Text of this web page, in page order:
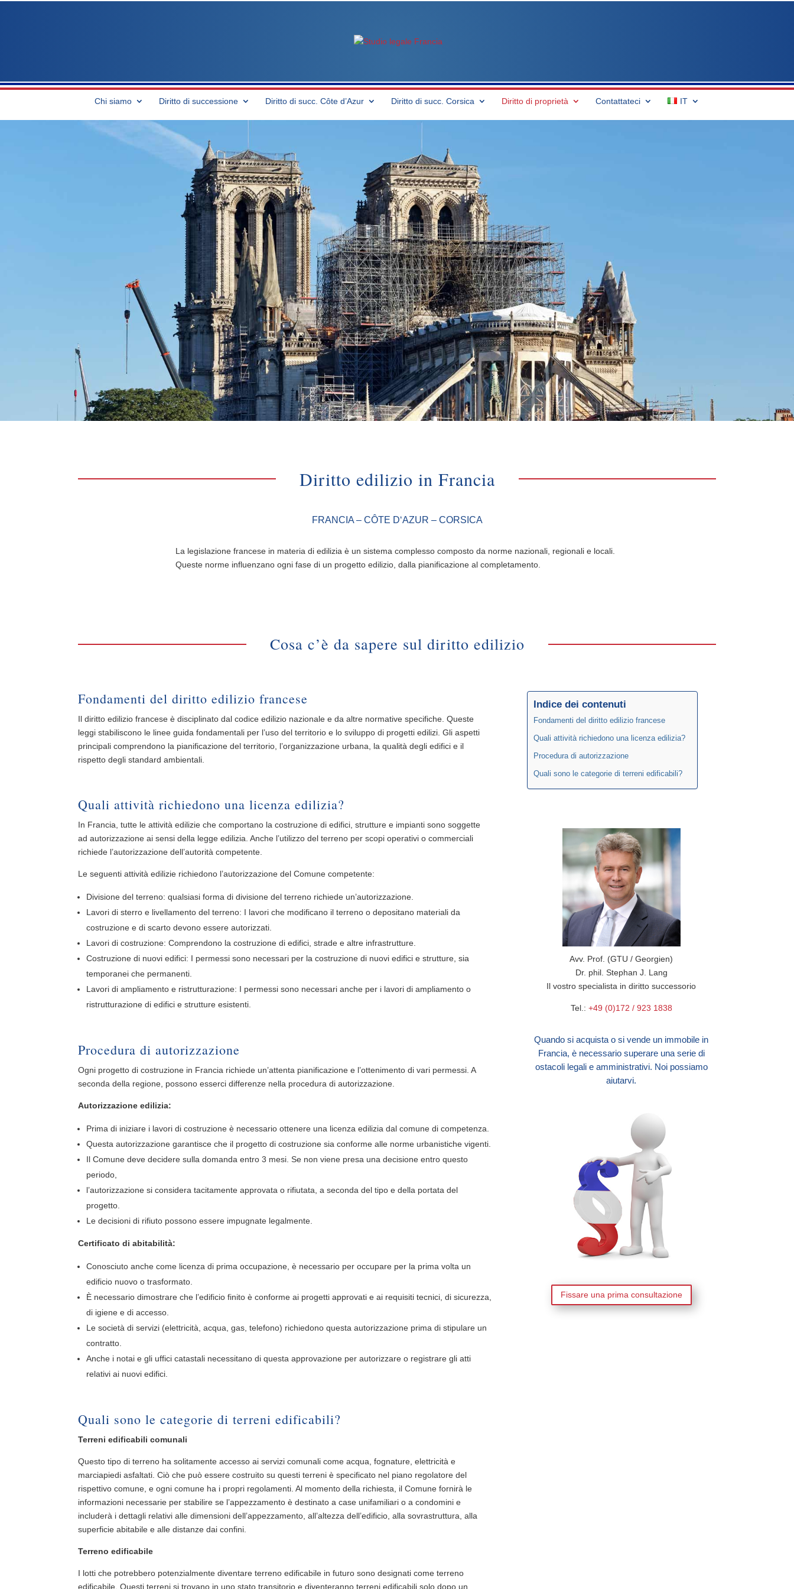
Chi siamo Diritto di successione Diritto di succ. Côte d’Azur Diritto di succ. Corsica Diritto di proprietà Contattateci IT
Diritto edilizio in Francia
FRANCIA – CÔTE D‘AZUR – CORSICA
La legislazione francese in materia di edilizia è un sistema complesso composto da norme nazionali, regionali e locali.
Queste norme influenzano ogni fase di un progetto edilizio, dalla pianificazione al completamento.
Cosa c’è da sapere sul diritto edilizio
Fondamenti del diritto edilizio francese
Il diritto edilizio francese è disciplinato dal codice edilizio nazionale e da altre normative specifiche. Queste
leggi stabiliscono le linee guida fondamentali per l’uso del territorio e lo sviluppo di progetti edilizi. Gli aspetti
principali comprendono la pianificazione del territorio, l’organizzazione urbana, la qualità degli edifici e il
rispetto degli standard ambientali.
Quali attività richiedono una licenza edilizia?
In Francia, tutte le attività edilizie che comportano la costruzione di edifici, strutture e impianti sono soggette
ad autorizzazione ai sensi della legge edilizia. Anche l’utilizzo del terreno per scopi operativi o commerciali
richiede l’autorizzazione dell’autorità competente.
Le seguenti attività edilizie richiedono l’autorizzazione del Comune competente:
Divisione del terreno: qualsiasi forma di divisione del terreno richiede un’autorizzazione.
Lavori di sterro e livellamento del terreno: I lavori che modificano il terreno o depositano materiali da
costruzione e di scarto devono essere autorizzati.
Lavori di costruzione: Comprendono la costruzione di edifici, strade e altre infrastrutture.
Costruzione di nuovi edifici: I permessi sono necessari per la costruzione di nuovi edifici e strutture, sia
temporanei che permanenti.
Lavori di ampliamento e ristrutturazione: I permessi sono necessari anche per i lavori di ampliamento o
ristrutturazione di edifici e strutture esistenti.
Procedura di autorizzazione
Ogni progetto di costruzione in Francia richiede un’attenta pianificazione e l’ottenimento di vari permessi. A
seconda della regione, possono esserci differenze nella procedura di autorizzazione.
Autorizzazione edilizia:
Prima di iniziare i lavori di costruzione è necessario ottenere una licenza edilizia dal comune di competenza.
Questa autorizzazione garantisce che il progetto di costruzione sia conforme alle norme urbanistiche vigenti.
Il Comune deve decidere sulla domanda entro 3 mesi. Se non viene presa una decisione entro questo
periodo,
l’autorizzazione si considera tacitamente approvata o rifiutata, a seconda del tipo e della portata del
progetto.
Le decisioni di rifiuto possono essere impugnate legalmente.
Certificato di abitabilità:
Conosciuto anche come licenza di prima occupazione, è necessario per occupare per la prima volta un
edificio nuovo o trasformato.
È necessario dimostrare che l’edificio finito è conforme ai progetti approvati e ai requisiti tecnici, di sicurezza,
di igiene e di accesso.
Le società di servizi (elettricità, acqua, gas, telefono) richiedono questa autorizzazione prima di stipulare un
contratto.
Anche i notai e gli uffici catastali necessitano di questa approvazione per autorizzare o registrare gli atti
relativi ai nuovi edifici.
Quali sono le categorie di terreni edificabili?
Terreni edificabili comunali
Questo tipo di terreno ha solitamente accesso ai servizi comunali come acqua, fognature, elettricità e
marciapiedi asfaltati. Ciò che può essere costruito su questi terreni è specificato nel piano regolatore del
rispettivo comune, e ogni comune ha i propri regolamenti. Al momento della richiesta, il Comune fornirà le
informazioni necessarie per stabilire se l’appezzamento è destinato a case unifamiliari o a condomini e
includerà i dettagli relativi alle dimensioni dell’appezzamento, all’altezza dell’edificio, alla sovrastruttura, alla
superficie abitabile e alle distanze dai confini.
Terreno edificabile
I lotti che potrebbero potenzialmente diventare terreno edificabile in futuro sono designati come terreno
edificabile. Questi terreni si trovano in uno stato transitorio e diventeranno terreni edificabili solo dopo un
Indice dei contenuti
Fondamenti del diritto edilizio francese
Quali attività richiedono una licenza edilizia?
Procedura di autorizzazione
Quali sono le categorie di terreni edificabili?
Avv. Prof. (GTU / Georgien)
Dr. phil. Stephan J. Lang
Il vostro specialista in diritto successorio
Tel.: +49 (0)172 / 923 1838
Quando si acquista o si vende un immobile in
Francia, è necessario superare una serie di
ostacoli legali e amministrativi. Noi possiamo
aiutarvi.
Fissare una prima consultazione